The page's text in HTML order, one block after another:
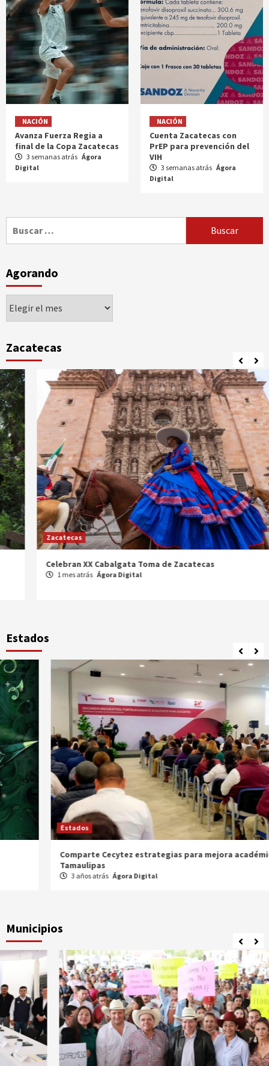
NACIÓN
Avanza Fuerza Regia a
final de la Copa Zacatecas
3 semanas atrás Ágora
Digital
NACIÓN
Cuenta Zacatecas con
PrEP para prevención del
VIH
3 semanas atrás Ágora
Digital
Agorando
Zacatecas
Zacatecas
Celebran XX Cabalgata Toma de Zacatecas
1 mes atrás Ágora Digital
Estados
Comparte Cecytez estrategias para mejora académica en
Tamaulipas
3 años atrás Ágora Digital
Municipios